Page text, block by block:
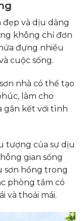
đẹp và dịu dàng
không chỉ đơn
đựng nhiều
cuộc sống.
nhà có thể tạo
làm cho
gắn kết với tình
tượng của sự dịu
gian sống
sơn hồng trong
phòng tắm có
và thoải mái.